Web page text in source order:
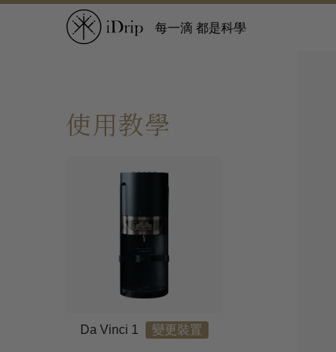
每一滴 都是科學
使用教學
Da Vinci 1 變更裝置